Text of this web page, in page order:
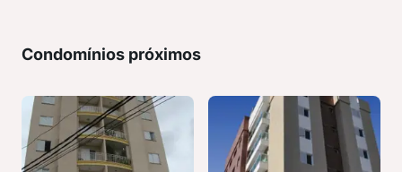
Condomínios próximos